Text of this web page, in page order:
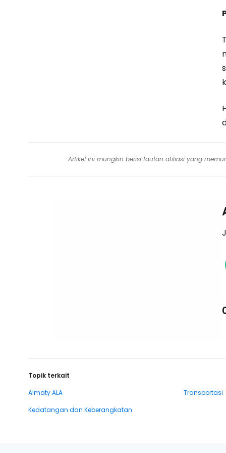
Artikel ini mungkin berisi tautan afiliasi yang
Topik terkait
Almaty ALA
Transportasi
Kedatangan dan Keberangkatan